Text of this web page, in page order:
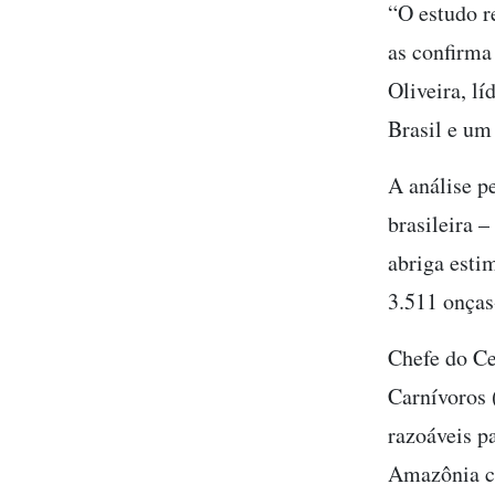
“O estudo
as
Oliveira,
Brasil e
A análise
brasileira –
abriga
3.511
Chefe do
Carnívoros
razoáveis
Amazônia